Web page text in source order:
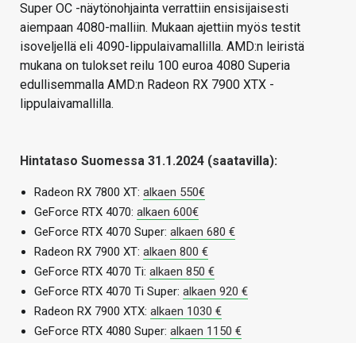
Super OC -näytönohjainta verrattiin ensisijaisesti
aiempaan 4080-malliin. Mukaan ajettiin myös testit
isoveljellä eli 4090-lippulaivamallilla. AMD:n leiristä
mukana on tulokset reilu 100 euroa 4080 Superia
edullisemmalla AMD:n Radeon RX 7900 XTX -
lippulaivamallilla.
Hintataso Suomessa 31.1.2024 (saatavilla):
Radeon RX 7800 XT: alkaen 550€
GeForce RTX 4070: alkaen 600€
GeForce RTX 4070 Super: alkaen 680 €
Radeon RX 7900 XT: alkaen 800 €
GeForce RTX 4070 Ti: alkaen 850 €
GeForce RTX 4070 Ti Super: alkaen 920 €
Radeon RX 7900 XTX: alkaen 1030 €
GeForce RTX 4080 Super: alkaen 1150 €